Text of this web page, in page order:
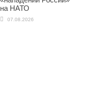
на НАТО
07.08.2026